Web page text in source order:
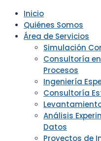
Inicio
Quiénes Somos
Área de Servicios
Simulación
Consultoría
Procesos
Ingeniería
Consultoría
Análisis
Datos
Proyectos de